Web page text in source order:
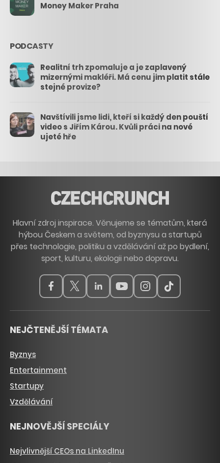
Money Maker Praha
PODCASTY
Realitní trh zpomaluje a je zaplavený
mizernými makléři. Má cenu jim platit stále
stejné provize?
Navštívili jsme lidi, kteří si každý den pouští
video s Jiřím Károu. Kvůli práci na nové
ujeté hře
Hlavní zdroj inspirace. Věnujeme se tématům, která
hýbou Českem a světem, od byznysu a startupů
přes technologie, politiku a vzdělávání až po bydlení,
sport, kulturu, ekologii nebo dopravu.
NEJČTENĚJŠÍ TÉMATA
Byznys
Entertainment
Startupy
Vzdělávání
NEJNOVĚJŠÍ SPECIÁLY
Nejvlivnější CEOs na LinkedInu